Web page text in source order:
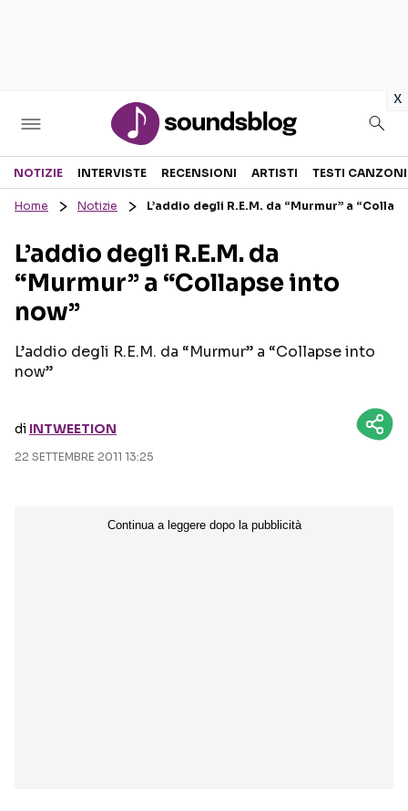
x
Sezioni
RECENSIONI MUSICALI
INTERVISTE
GOSSIP E CURIOSITÀ
TESTI CANZONI
TOUR ED EVENTI
Seguici sui social
NOTIZIE INTERVISTE RECENSIONI ARTISTI TESTI CANZONI
Home Notizie L’addio degli R.E.M. da “Murmur” a
L’addio degli R.E.M. da
“Murmur” a “Collapse into
now”
L’addio degli R.E.M. da “Murmur” a “Collapse into
now”
di INTWEETION
22 SETTEMBRE 2011 13:25